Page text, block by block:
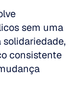
sem uma
consistente